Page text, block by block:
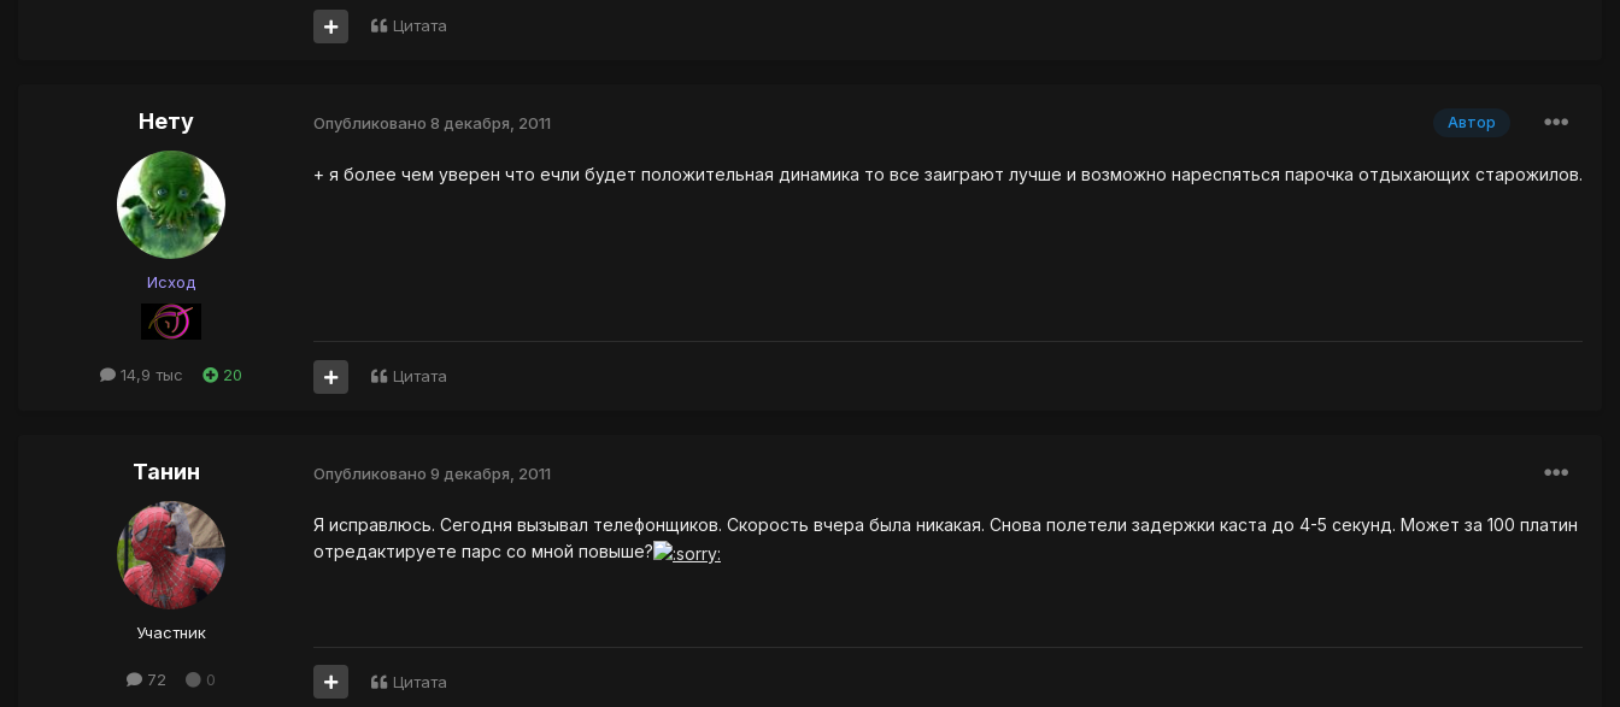
Цитата
Нету
Исход
14,9 тыс 20
Автор
Опубликовано 8 декабря, 2011
+ я более чем уверен что ечли будет положительная динамика то все заиграют лучше и возможно нареспяться парочка отдыхающих старожилов.
Цитата
Танин
Участник
72 0
Опубликовано 9 декабря, 2011
Я исправлюсь. Сегодня вызывал телефонщиков. Скорость вчера была никакая. Снова полетели задержки каста до 4-5 секунд. Может за 100 платин
отредактируете парс со мной повыше?
Цитата